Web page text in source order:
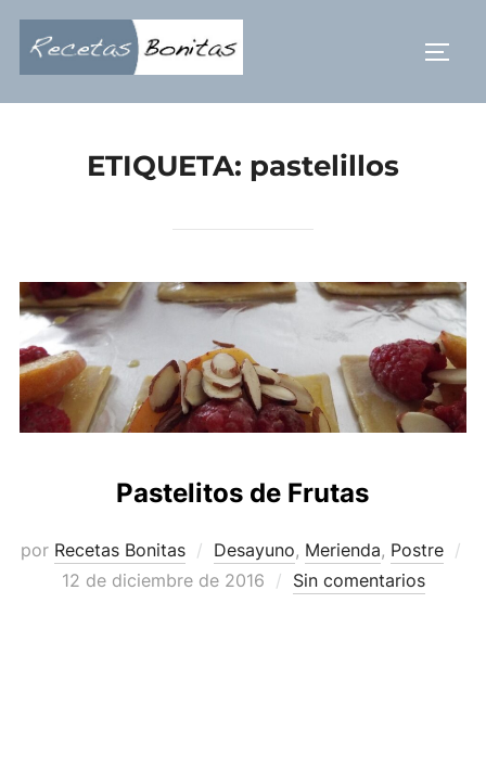
Saltar
contenido
ETIQUETA: pastelillos
Pastelitos de Frutas
por Recetas Bonitas Desayuno, Merienda, Postre
Publicado
12 de diciembre de 2016 Sin comentarios